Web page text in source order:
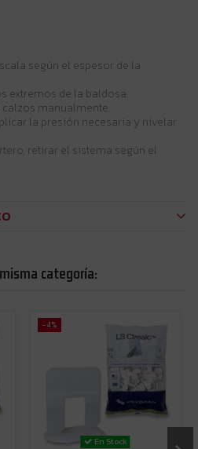
según el espesor de la
extremos de la baldosa.
manualmente.
la presión necesaria y nivelar
retirar el sistema según el
categoría:
-4%
En Stock